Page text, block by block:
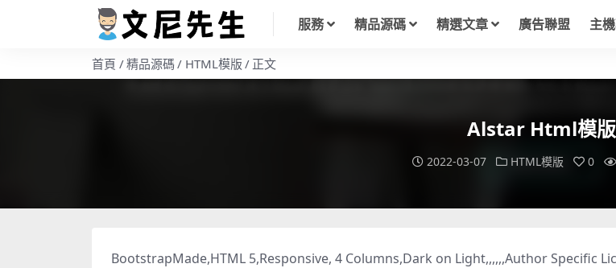
服務 精品源碼 精選文章 廣告聯盟 主
首頁 精品源碼 HTML模版 正文
Alstar Html模版
2022-03-07 HTML模版 0
BootstrapMade,HTML 5,Responsive, 4 Columns,Dark on Light,,,,,,Author Specific